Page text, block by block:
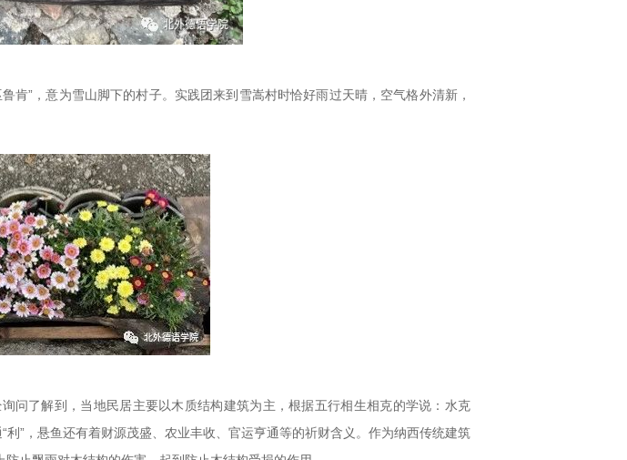
肯”，意为雪山脚下的村子。实践团来到雪嵩村时恰好雨过天晴，空气格外清新，
问了解到，当地民居主要以木质结构建筑为主，根据五行相生相克的学说：水克
”，悬鱼还有着财源茂盛、农业丰收、官运亨通等的祈财含义。作为纳西传统建筑